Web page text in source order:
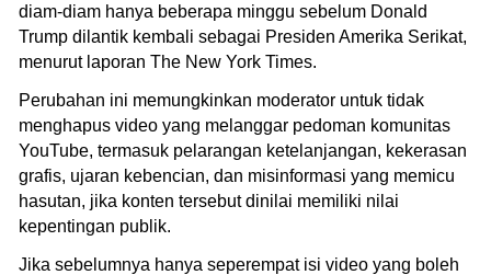
diam-diam hanya beberapa minggu sebelum Donald
Trump dilantik kembali sebagai Presiden Amerika Serikat,
menurut laporan The New York Times.
Perubahan ini memungkinkan moderator untuk tidak
menghapus video yang melanggar pedoman komunitas
YouTube, termasuk pelarangan ketelanjangan, kekerasan
grafis, ujaran kebencian, dan misinformasi yang memicu
hasutan, jika konten tersebut dinilai memiliki nilai
kepentingan publik.
Jika sebelumnya hanya seperempat isi video yang boleh